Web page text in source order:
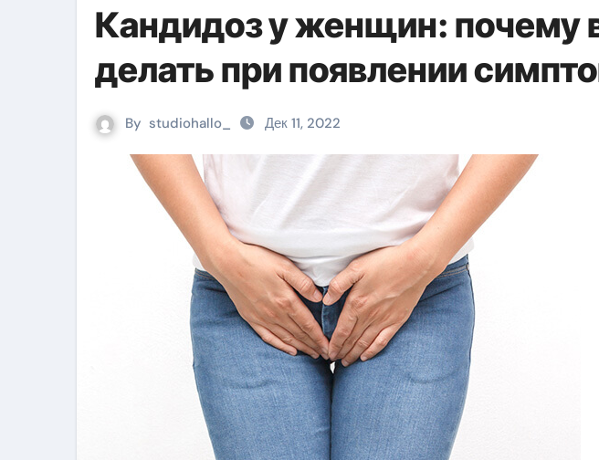
Кандидоз у женщин: почему
делать при появлении
By studiohallo_ Дек 11, 2022